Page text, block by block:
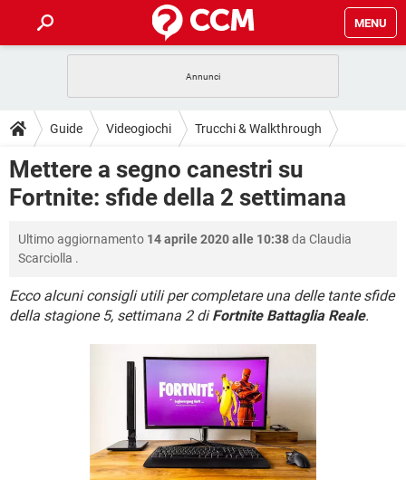
MENU
INTRATTENIMENTO ANDROID
iOS WINDOWS 10
INSTAGRAM WHATSAPP
HARDWARE
GUIDE
COVID-19
INTRATTENIMENTO ANDROID
INSTAGRAM WHATSAPP
HARDWARE
DOWNLOAD
COVID-19 GAMING
iOS
INSTAGRAM WHATSAPP
TIKTOK FACEBOOK
FORUM
COVID-19 GAMING
iOS WINDOWS 10
FACEBOOK
GLOSSARIO
COVID-19 GAMING
INTRATTENIMENTO ANDROID
WHATSAPP
FACEBOOK
Guide Videogiochi Trucchi & Walkthrough
Mettere a segno canestri su
Fortnite: sfide della 2 settimana
Ultimo aggiornamento 14 aprile 2020 alle 10:38da Claudia
Scarciolla .
Ecco alcuni consigli utili per completare una delle tante sfide
della stagione 5, settimana 2 diFortnite Battaglia Reale.